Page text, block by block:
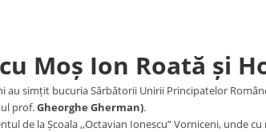
Moș Ion Roată și
au simțit bucuria Sărbătorii Unirii Principatelor
prof.Gheorghe Gherman).
de la Școala ,,Octavian Ionescu” Vorniceni, unde